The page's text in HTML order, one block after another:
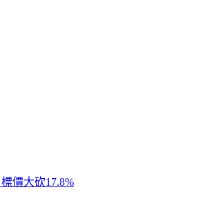
3樓救出受困住戶送醫